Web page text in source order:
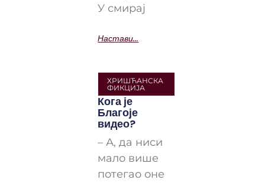
У смирај
Настави...
ХРИШЋАНСКА
ФИКЦИЈА
Кога је
Благоје
видео?
– А, да ниси
мало више
потегао оне